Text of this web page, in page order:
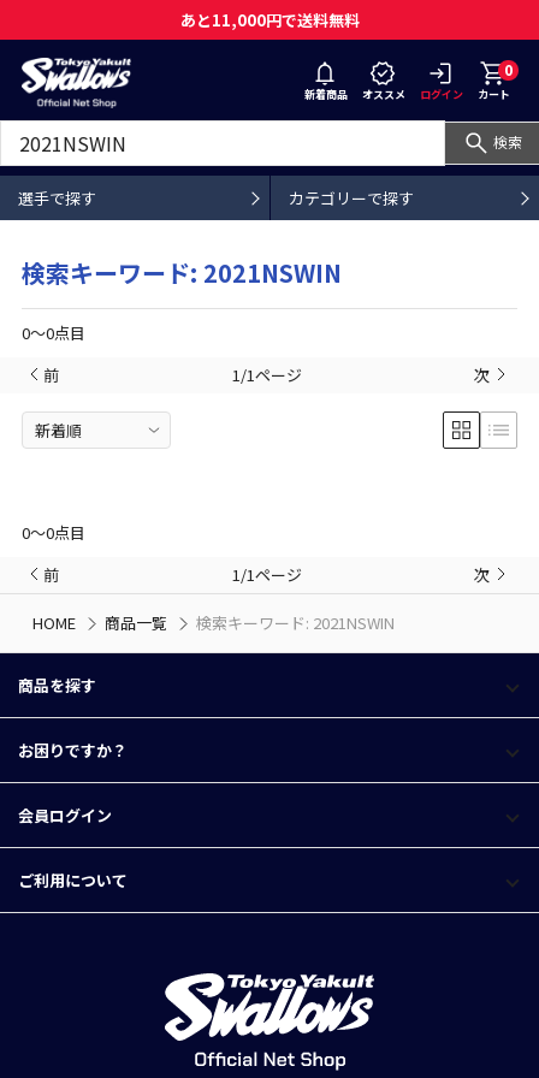
あと11,000円で送料無料
新着商品 オススメ ログイン
0
カート
検索
選手で探す カテゴリーで探す
検索キーワード: 2021NSWIN
0〜0点目
前
1/1ページ 次
0〜0点目
前
1/1ページ 次
HOME 商品一覧 検索キーワード: 2021NSWIN
商品を探す
お困りですか？
会員ログイン
ご利用について